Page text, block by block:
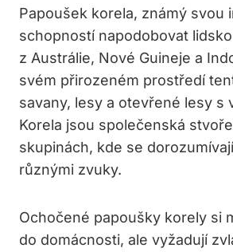
Papoušek korela, známý svou
schopností napodobovat
z Austrálie, Nové Guineje a
svém přirozeném prostředí
savany, lesy a otevřené lesy s
Korela jsou společenská
skupinách, kde se
různými zvuky.
Ochočené papoušky korely si
do domácnosti, ale vyžadují